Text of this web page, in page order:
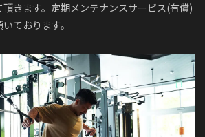
頂きます。定期メンテナンスサービス(有償)
ております。